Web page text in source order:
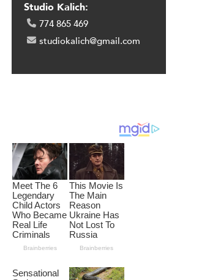
Studio Kalich:
774 865 469
studiokalich@gmail.com